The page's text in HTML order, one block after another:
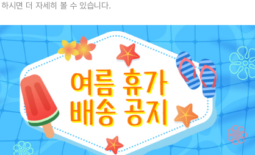
시면 더 자세히 볼 수 있습니다.